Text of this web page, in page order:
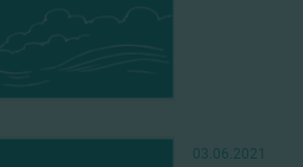
03.06.2021